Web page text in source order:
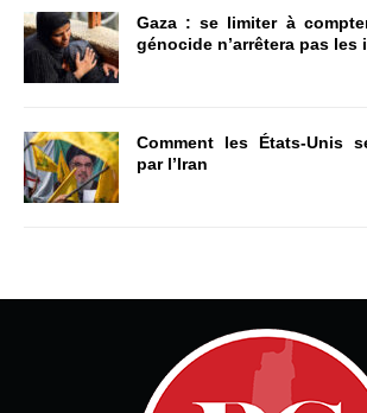
Gaza : se limiter à
génocide n’arrêtera pas les
Comment les États-Unis
par l’Iran